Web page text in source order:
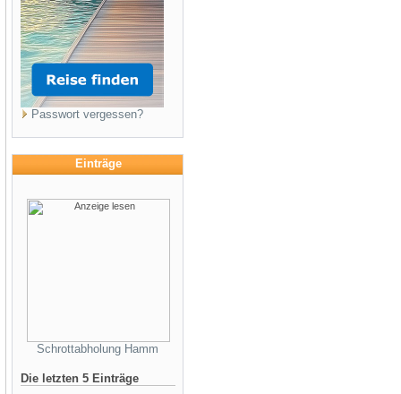
Passwort vergessen?
Einträge
Schrottabholung Hamm
Die letzten 5 Einträge